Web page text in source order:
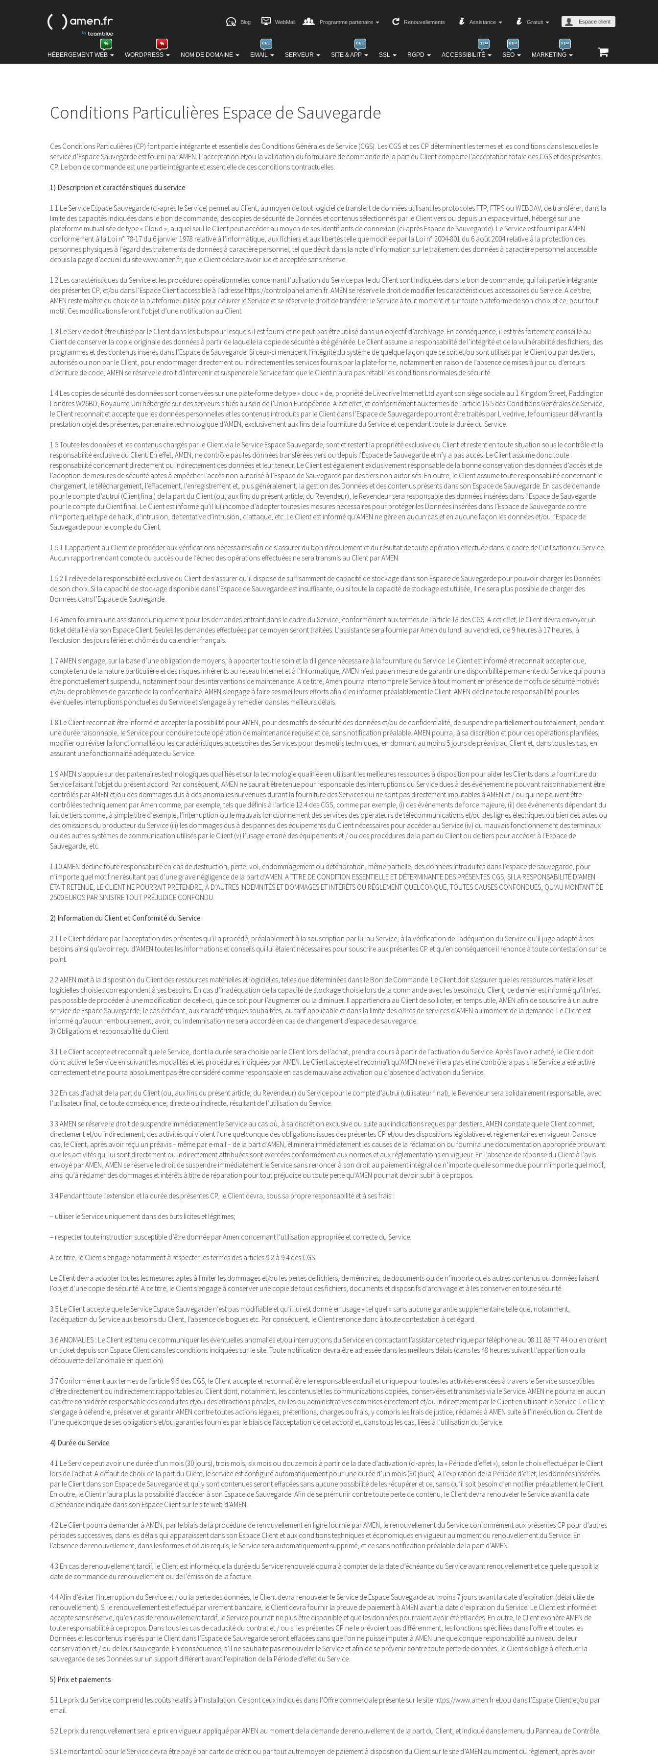
HÉBERGEMENT WEB WORDPRESS NOM DE DOMAINE EMAIL SERVEUR SITE & APP SSL RGPD ACCESSIBILITÉ SEO MARKETING
Blog WebMail Programme partenaire Renouvellements Assistance Gratuit Espace client
Conditions Particulières Espace de Sauvegarde
Ces Conditions Particulières (CP) font partie intégrante et essentielle des Conditions Générales de Service (CGS). Les CGS et ces CP déterminent les termes et les conditions dans lesquelles le
service d’Espace Sauvegarde est fourni par AMEN. L’acceptation et/ou la validation du formulaire de commande de la part du Client comporte l’acceptation totale des CGS et des présentes
CP. Le bon de commande est une partie intégrante et essentielle de ces conditions contractuelles.
1) Description et caractéristiques du service
1.1 Le Service Espace Sauvegarde (ci-après le Service) permet au Client, au moyen de tout logiciel de transfert de données utilisant les protocoles FTP, FTPS ou WEBDAV, de transférer, dans la
limite des capacités indiquées dans le bon de commande, des copies de sécurité de Données et contenus sélectionnés par le Client vers ou depuis un espace virtuel, hébergé sur une
plateforme mutualisée de type « Cloud », auquel seul le Client peut accéder au moyen de ses identifiants de connexion (ci-après Espace de Sauvegarde). Le Service est fourni par AMEN
conformément à la Loi n° 78-17 du 6 janvier 1978 relative à l’informatique, aux fichiers et aux libertés telle que modifiée par la Loi n° 2004-801 du 6 août 2004 relative à la protection des
personnes physiques à l’égard des traitements de données à caractère personnel, tel que décrit dans la note d’information sur le traitement des données à caractère personnel accessible
depuis la page d’accueil du site www.amen.fr, que le Client déclare avoir lue et acceptée sans réserve.
1.2 Les caractéristiques du Service et les procédures opérationnelles concernant l’utilisation du Service par le du Client sont indiquées dans le bon de commande, qui fait partie intégrante
des présentes CP, et/ou dans l’Espace Client accessible à l’adresse https://controlpanel.amen.fr. AMEN se réserve le droit de modifier les caractéristiques accessoires du Service. A ce titre,
AMEN reste maître du choix de la plateforme utilisée pour délivrer le Service et se réserve le droit de transférer le Service à tout moment et sur toute plateforme de son choix et ce, pour tout
motif. Ces modifications feront l’objet d’une notification au Client.
1.3 Le Service doit être utilisé par le Client dans les buts pour lesquels il est fourni et ne peut pas être utilisé dans un objectif d’archivage. En conséquence, il est très fortement conseillé au
Client de conserver la copie originale des données à partir de laquelle la copie de sécurité a été générée. Le Client assume la responsabilité de l’intégrité et de la vulnérabilité des fichiers, des
programmes et des contenus insérés dans l’Espace de Sauvegarde. Si ceux-ci menacent l’intégrité du système de quelque façon que ce soit et/ou sont utilisés par le Client ou par des tiers,
autorisés ou non par le Client, pour endommager directement ou indirectement les services fournis par la plate-forme, notamment en raison de l’absence de mises à jour ou d’erreurs
d’écriture de code, AMEN se réserve le droit d’intervenir et suspendre le Service tant que le Client n’aura pas rétabli les conditions normales de sécurité.
1.4 Les copies de sécurité des données sont conservées sur une plate-forme de type » cloud » de, propriété de Livedrive Internet Ltd ayant son siège sociale au 1 Kingdom Street, Paddington
Londres W26BD, Royaume-Uni hébergée sur des serveurs situés au sein de l’Union Européenne. A cet effet, et conformément aux termes de l’article 16.5 des Conditions Générales de Service,
le Client reconnait et accepte que les données personnelles et les contenus introduits par le Client dans l’Espace de Sauvegarde pourront être traités par Livedrive, le fournisseur délivrant la
prestation objet des présentes, partenaire technologique d’AMEN, exclusivement aux fins de la fourniture du Service et ce pendant toute la durée du Service.
1.5 Toutes les données et les contenus chargés par le Client via le Service Espace Sauvegarde, sont et restent la propriété exclusive du Client et restent en toute situation sous le contrôle et la
responsabilité exclusive du Client. En effet, AMEN, ne contrôle pas les données transférées vers ou depuis l’Espace de Sauvegarde et n’y a pas accès. Le Client assume donc toute
responsabilité concernant directement ou indirectement ces données et leur teneur. Le Client est également exclusivement responsable de la bonne conservation des données d’accès et de
l’adoption de mesures de sécurité aptes à empêcher l’accès non autorisé à l’Espace de Sauvegarde par des tiers non autorisés. En outre, le Client assume toute responsabilité concernant le
chargement, le téléchargement, l’effacement, l’enregistrement et, plus généralement, la gestion des Données et des contenus présents dans son Espace de Sauvegarde. En cas de demande
pour le compte d’autrui (Client final) de la part du Client (ou, aux fins du présent article, du Revendeur), le Revendeur sera responsable des données insérées dans l’Espace de Sauvegarde
pour le compte du Client final. Le Client est informé qu’il lui incombe d’adopter toutes les mesures nécessaires pour protéger les Données insérées dans l’Espace de Sauvegarde contre
n’importe quel type de hack, d’intrusion, de tentative d’intrusion, d’attaque, etc. Le Client est informé qu’AMEN ne gère en aucun cas et en aucune façon les données et/ou l’Espace de
Sauvegarde pour le compte du Client.
1.5.1 Il appartient au Client de procéder aux vérifications nécessaires afin de s’assurer du bon déroulement et du résultat de toute opération effectuée dans le cadre de l’utilisation du Service.
Aucun rapport rendant compte du succès ou de l’échec des opérations effectuées ne sera transmis au Client par AMEN.
1.5.2 Il relève de la responsabilité exclusive du Client de s’assurer qu’il dispose de suffisamment de capacité de stockage dans son Espace de Sauvegarde pour pouvoir charger les Données
de son choix. Si la capacité de stockage disponible dans l’Espace de Sauvegarde est insuffisante, ou si toute la capacité de stockage est utilisée, il ne sera plus possible de charger des
Données dans l’Espace de Sauvegarde.
1.6 Amen fournira une assistance uniquement pour les demandes entrant dans le cadre du Service, conformément aux termes de l’article 18 des CGS. A cet effet, le Client devra envoyer un
ticket détaillé via son Espace Client. Seules les demandes effectuées par ce moyen seront traitées. L’assistance sera fournie par Amen du lundi au vendredi, de 9 heures à 17 heures, à
l’exclusion des jours fériés et chômés du calendrier français.
1.7 AMEN s’engage, sur la base d’une obligation de moyens, à apporter tout le soin et la diligence nécessaire à la fourniture du Service. Le Client est informé et reconnait accepter que,
compte tenu de la nature particulière et des risques inhérents au réseau Internet et à l’Informatique, AMEN n’est pas en mesure de garantir une disponibilité permanente du Service qui pourra
être ponctuellement suspendu, notamment pour des interventions de maintenance. A ce titre, Amen pourra interrompre le Service à tout moment en présence de motifs de sécurité motivés
et/ou de problèmes de garantie de la confidentialité. AMEN s’engage à faire ses meilleurs efforts afin d’en informer préalablement le Client. AMEN décline toute responsabilité pour les
éventuelles interruptions ponctuelles du Service et s’engage à y remédier dans les meilleurs délais.
1.8 Le Client reconnait être informé et accepter la possibilité pour AMEN, pour des motifs de sécurité des données et/ou de confidentialité, de suspendre partiellement ou totalement, pendant
une durée raisonnable, le Service pour conduire toute opération de maintenance requise et ce, sans notification préalable. AMEN pourra, à sa discrétion et pour des opérations planifiées,
modifier ou réviser la fonctionnalité ou les caractéristiques accessoires des Services pour des motifs techniques, en donnant au moins 5 jours de préavis au Client et, dans tous les cas, en
assurant une fonctionnalité adéquate du Service.
1.9 AMEN s’appuie sur des partenaires technologiques qualifiés et sur la technologie qualifiée en utilisant les meilleures ressources à disposition pour aider les Clients dans la fourniture du
Service faisant l’objet du présent accord. Par conséquent, AMEN ne saurait être tenue pour responsable des interruptions du Service dues à des événement ne pouvant raisonnablement être
contrôlés par AMEN et/ou des dommages dus à des anomalies survenues durant la fourniture des Services qui ne sont pas directement imputables à AMEN et / ou qui ne peuvent être
contrôlées techniquement par Amen comme, par exemple, tels que définis à l’article 12.4 des CGS, comme par exemple, (i) des événements de force majeure; (ii) des événements dépendant du
fait de tiers comme, à simple titre d’exemple, l’interruption ou le mauvais fonctionnement des services des opérateurs de télécommunications et/ou des lignes électriques ou bien des actes ou
des omissions du producteur du Service (iii) les dommages dus à des pannes des équipements du Client nécessaires pour accéder au Service (iv) du mauvais fonctionnement des terminaux
ou des autres systèmes de communication utilisés par le Client (v) l’usage erroné des équipements et / ou des procédures de la part du Client ou de tiers pour accéder à l’Espace de
Sauvegarde, etc.
1.10 AMEN décline toute responsabilité en cas de destruction, perte, vol, endommagement ou détérioration, même partielle, des données introduites dans l’espace de sauvegarde, pour
n’importe quel motif ne résultant pas d’une grave négligence de la part d’AMEN. A TITRE DE CONDITION ESSENTIELLE ET DÉTERMINANTE DES PRÉSENTES CGS, SI LA RESPONSABILITÉ D’AMEN
ÉTAIT RETENUE, LE CLIENT NE POURRAIT PRÉTENDRE, À D’AUTRES INDEMNITÉS ET DOMMAGES ET INTÉRÊTS OU RÈGLEMENT QUELCONQUE, TOUTES CAUSES CONFONDUES, QU’AU MONTANT DE
2500 EUROS PAR SINISTRE TOUT PRÉJUDICE CONFONDU.
2) Information du Client et Conformité du Service
2.1 Le Client déclare par l’acceptation des présentes qu’il a procédé, préalablement à la souscription par lui au Service, à la vérification de l’adéquation du Service qu’il juge adapté à ses
besoins ainsi qu’avoir reçu d’AMEN toutes les informations et conseils qui lui étaient nécessaires pour souscrire aux présentes CP et qu’en conséquence il renonce à toute contestation sur ce
point.
2.2 AMEN met à la disposition du Client des ressources matérielles et logicielles, telles que déterminées dans le Bon de Commande. Le Client doit s’assurer que les ressources matérielles et
logicielles choisies correspondent à ses besoins. En cas d’inadéquation de la capacité de stockage choisie lors de la commande avec les besoins du Client, ce dernier est informé qu’il n’est
pas possible de procéder à une modification de celle-ci, que ce soit pour l’augmenter ou la diminuer. Il appartiendra au Client de solliciter, en temps utile, AMEN afin de souscrire à un autre
service de Espace Sauvegarde, le cas échéant, aux caractéristiques souhaitées, au tarif applicable et dans la limite des offres de services d’AMEN au moment de la demande. Le Client est
informé qu’aucun remboursement, avoir, ou indemnisation ne sera accordé en cas de changement d’espace de sauvegarde.
3) Obligations et responsabilité du Client
3.1 Le Client accepte et reconnaît que le Service, dont la durée sera choisie par le Client lors de l’achat, prendra cours à partir de l’activation du Service. Après l’avoir acheté, le Client doit
donc activer le Service en suivant les modalités et les procédures indiquées par AMEN. Le Client accepte et reconnaît qu’AMEN ne vérifiera pas et ne contrôlera pas si le Service a été activé
correctement et ne pourra absolument pas être considéré comme responsable en cas de mauvaise activation ou d’absence d’activation du Service.
3.2 En cas d’achat de la part du Client (ou, aux fins du présent article, du Revendeur) du Service pour le compte d’autrui (utilisateur final), le Revendeur sera solidairement responsable, avec
l’utilisateur final, de toute conséquence, directe ou indirecte, résultant de l’utilisation du Service.
3.3 AMEN se réserve le droit de suspendre immédiatement le Service au cas où, à sa discrétion exclusive ou suite aux indications reçues par des tiers, AMEN constate que le Client commet,
directement et/ou indirectement, des activités qui violent l’une quelconque des obligations issues des présentes CP et/ou des dispositions législatives et règlementaires en vigueur. Dans ce
cas, le Client, après avoir reçu un préavis – même par e-mail – de la part d’AMEN, éliminera immédiatement les causes de la réclamation ou fournira une documentation appropriée prouvant
que les activités qui lui sont directement ou indirectement attribuées sont exercées conformément aux normes et aux réglementations en vigueur. En l’absence de réponse du Client à l’avis
envoyé par AMEN, AMEN se réserve le droit de suspendre immédiatement le Service sans renoncer à son droit au paiement intégral de n’importe quelle somme due pour n’importe quel motif,
ainsi qu’à réclamer des dommages et intérêts à titre de réparation pour tout préjudice ou toute perte qu’AMEN pourrait devoir subir à ce propos.
3.4 Pendant toute l’extension et la durée des présentes CP, le Client devra, sous sa propre responsabilité et à ses frais :
– utiliser le Service uniquement dans des buts licites et légitimes;
– respecter toute instruction susceptible d’être donnée par Amen concernant l’utilisation appropriée et correcte du Service.
A ce titre, le Client s’engage notamment à respecter les termes des articles 9.2 à 9.4 des CGS.
Le Client devra adopter toutes les mesures aptes à limiter les dommages et/ou les pertes de fichiers, de mémoires, de documents ou de n’importe quels autres contenus ou données faisant
l’objet d’une copie de sécurité. A ce titre, le Client s’engage à conserver une copie de tous ces fichiers, documents et dispositifs d’archivage et à les conserver en toute sécurité.
3.5 Le Client accepte que le Service Espace Sauvegarde n’est pas modifiable et qu’il lui est donné en usage « tel quel » sans aucune garantie supplémentaire telle que, notamment,
l’adéquation du Service aux besoins du Client, l’absence de bogues etc. Par conséquent, le Client renonce donc à toute contestation à cet égard.
3.6 ANOMALIES : Le Client est tenu de communiquer les éventuelles anomalies et/ou interruptions du Service en contactant l’assistance technique par téléphone au 08 11 88 77 44 ou en créant
un ticket depuis son Espace Client dans les conditions indiquées sur le site. Toute notification devra être adressée dans les meilleurs délais (dans les 48 heures suivant l’apparition ou la
découverte de l’anomalie en question).
3.7 Conformément aux termes de l’article 9.5 des CGS, le Client accepte et reconnaît être le responsable exclusif et unique pour toutes les activités exercées à travers le Service susceptibles
d’être directement ou indirectement rapportables au Client dont, notamment, les contenus et les communications copiées, conservées et transmises via le Service. AMEN ne pourra en aucun
cas être considérée responsable des conduites et/ou des effractions pénales, civiles ou administratives commises directement et/ou indirectement par le Client en utilisant le Service. Le Client
s’engage à défendre, préserver et garantir AMEN contre toutes actions légales, prétentions, charges ou frais, y compris les frais de justice, réclamés à AMEN suite à l’inexécution du Client de
l’une quelconque de ses obligations et/ou garanties fournies par le biais de l’acceptation de cet accord et, dans tous les cas, liées à l’utilisation du Service.
4) Durée du Service
4.1 Le Service peut avoir une durée d’un mois (30 jours), trois mois, six mois ou douze mois à partir de la date d’activation (ci-après, la « Période d’effet »), selon le choix effectué par le Client
lors de l’achat. A défaut de choix de la part du Client, le service est configuré automatiquement pour une durée d’un mois (30 jours). A l’expiration de la Période d’effet, les données insérées
par le Client dans son Espace de Sauvegarde et qui y sont contenues seront effacées sans aucune possibilité de les récupérer et ce, sans qu’il soit besoin d’en notifier préalablement le Client.
En outre, le Client n’aura plus la possibilité d’accéder à son Espace de Sauvegarde. Afin de se prémunir contre toute perte de contenu, le Client devra renouveler le Service avant la date
d’échéance indiquée dans son Espace Client sur le site web d’AMEN.
4.2 Le Client pourra demander à AMEN, par le biais de la procédure de renouvellement en ligne fournie par AMEN, le renouvellement du Service conformément aux présentes CP pour d’autres
périodes successives, dans les délais qui apparaissent dans son Espace Client et aux conditions techniques et économiques en vigueur au moment du renouvellement du Service. En
l’absence de renouvellement, dans les formes et délais requis, le Service sera automatiquement supprimé, et ce sans notification préalable de la part d’AMEN.
4.3 En cas de renouvellement tardif, le Client est informé que la durée du Service renouvelé courra à compter de la date d’échéance du Service avant renouvellement et ce quelle que soit la
date de commande du renouvellement ou de l’émission de la facture.
4.4 Afin d’éviter l’interruption du Service et / ou la perte des données, le Client devra renouveler le Service de Espace Sauvegarde au moins 7 jours avant la date d’expiration (délai utile de
renouvellement). Si le renouvellement est effectué par virement bancaire, le Client devra fournir la preuve de paiement à AMEN avant la date d’expiration du Service. Le Client est informé et
accepte sans réserve, qu’en cas de renouvellement tardif, le Service pourrait ne plus être disponible et que les données pourraient avoir été effacées. En outre, le Client exonère AMEN de
toute responsabilité à ce propos. Dans tous les cas de caducité du contrat et / ou si les présentes CP ne le prévoient pas différemment, les fonctions spécifiées dans l’offre et toutes les
Données et les contenus insérés par le Client dans l’Espace de Sauvegarde seront effacées sans que l’on ne puisse imputer à AMEN une quelconque responsabilité au niveau de leur
conservation et / ou de leur sauvegarde. En conséquence, s’il ne souhaite pas renouveler le Service et afin de se prévenir contre toute perte de données, le Client s’oblige à effectuer la
sauvegarde de ses Données sur un support différent avant l’expiration de la Période d’effet du Service.
5) Prix et paiements
5.1 Le prix du Service comprend les coûts relatifs à l’installation. Ce sont ceux indiqués dans l’Offre commerciale présente sur le site https://www.amen.fr et/ou dans l’Espace Client et/ou par
email.
5.2 Le prix du renouvellement sera le prix en vigueur appliqué par AMEN au moment de la demande de renouvellement de la part du Client, et indiqué dans le menu du Panneau de Contrôle.
5.3 Le montant dû pour le Service devra être payé par carte de crédit ou par tout autre moyen de paiement à disposition du Client sur le site d’AMEN au moment du règlement, après avoir